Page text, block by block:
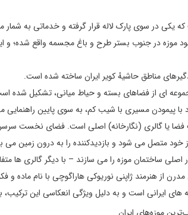
یکی در سوی پارک لاله قرار گرفته و خدماتی به
موزه در جنوب بستر طرح و باغ مجسمه واقع شده؛
مناطق حاشیهٔ کویر ایران ساخته شده است.
ای از فضاهای بسته و حیاط میانی، تشکیل شده
مسیری با شیب کم، به سوی پایین راهنمایی
فضا یا گالری (نگارخانه) اصلی است. فضای نخست
خود متصل می‌ شود و بازدیدکننده را به درون زمین
ساختمان موزه را می‌ سازند – با دیگر گالری‌ ها
از هنرمند ژاپنی نوریوکی هاراگوچی با نام ماده و
ایرانی است و به دلیل ویژگی انعکاسی این ترکیب،